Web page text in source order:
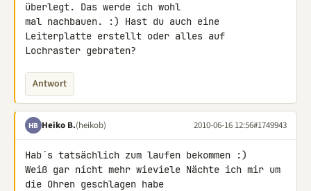
überlegt. Das werde ich wohl
mal nachbauen. :) Hast du auch eine
Leiterplatte erstellt oder alles auf
Lochraster gebraten?
Antwort
HB Heiko B.(heikob) 2010-06-16 12:56#1749943
Hab´s tatsächlich zum laufen bekommen :)
Weiß gar nicht mehr wieviele Nächte ich mir um
die Ohren geschlagen habe